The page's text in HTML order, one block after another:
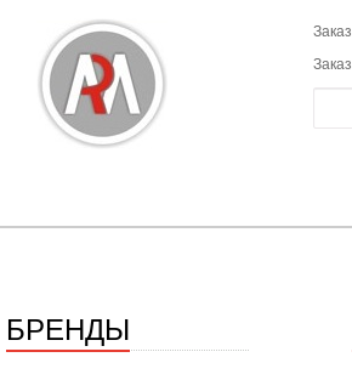
БРЕНДЫ